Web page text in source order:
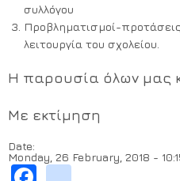
συλλόγου
Προβληματισμοί-
λειτουργία του σχολείου.
Η παρουσία όλων μας
Με εκτίμηση
Date:
Monday, 26 February, 2018 -